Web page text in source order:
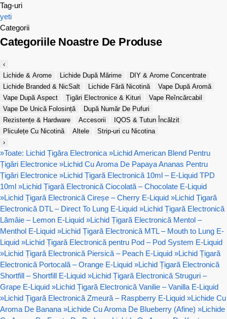
Tag-uri
yeti
Categorii
Categoriile Noastre De Produse
‹
Lichide & Arome
Lichide După Mărime
DIY & Arome Concentrate
Lichide Branded & NicSalt
Lichide Fără Nicotină
Vape După Aromă
Vape După Aspect
Țigări Electronice & Kituri
Vape Reîncărcabil
Vape De Unică Folosință
După Număr De Pufuri
Rezistențe & Hardware
Accesorii
IQOS & Tutun Încălzit
Pliculețe Cu Nicotină
Altele
Strip-uri cu Nicotina
›
»Toate: Lichid Țigăra Electronica »Lichid American Blend Pentru
Țigări Electronice »Lichid Cu Aroma De Papaya Ananas Pentru
Țigări Electronice »Lichid Țigară Electronică 10ml – E-Liquid TPD
10ml »Lichid Țigară Electronică Ciocolată – Chocolate E-Liquid
»Lichid Țigară Electronică Cireșe – Cherry E-Liquid »Lichid Țigară
Electronică DTL – Direct To Lung E-Liquid »Lichid Țigară Electronică
Lămâie – Lemon E-Liquid »Lichid Țigară Electronică Mentol –
Menthol E-Liquid »Lichid Țigară Electronică MTL – Mouth to Lung E-
Liquid »Lichid Țigară Electronică pentru Pod – Pod System E-Liquid
»Lichid Țigară Electronică Piersică – Peach E-Liquid »Lichid Țigară
Electronică Portocală – Orange E-Liquid »Lichid Țigară Electronică
Shortfill – Shortfill E-Liquid »Lichid Țigară Electronică Struguri –
Grape E-Liquid »Lichid Țigară Electronică Vanilie – Vanilla E-Liquid
»Lichid Țigară Electronică Zmeură – Raspberry E-Liquid »Lichide Cu
Aroma De Banana »Lichide Cu Aroma De Blueberry (Afine) »Lichide